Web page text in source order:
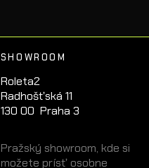
SHOWROOM
Roleta2
Radhošťská 11
130 00 Praha 3
Pražský showroom, kde si
možete prísť osobne